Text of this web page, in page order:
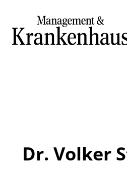
Dr. Volker